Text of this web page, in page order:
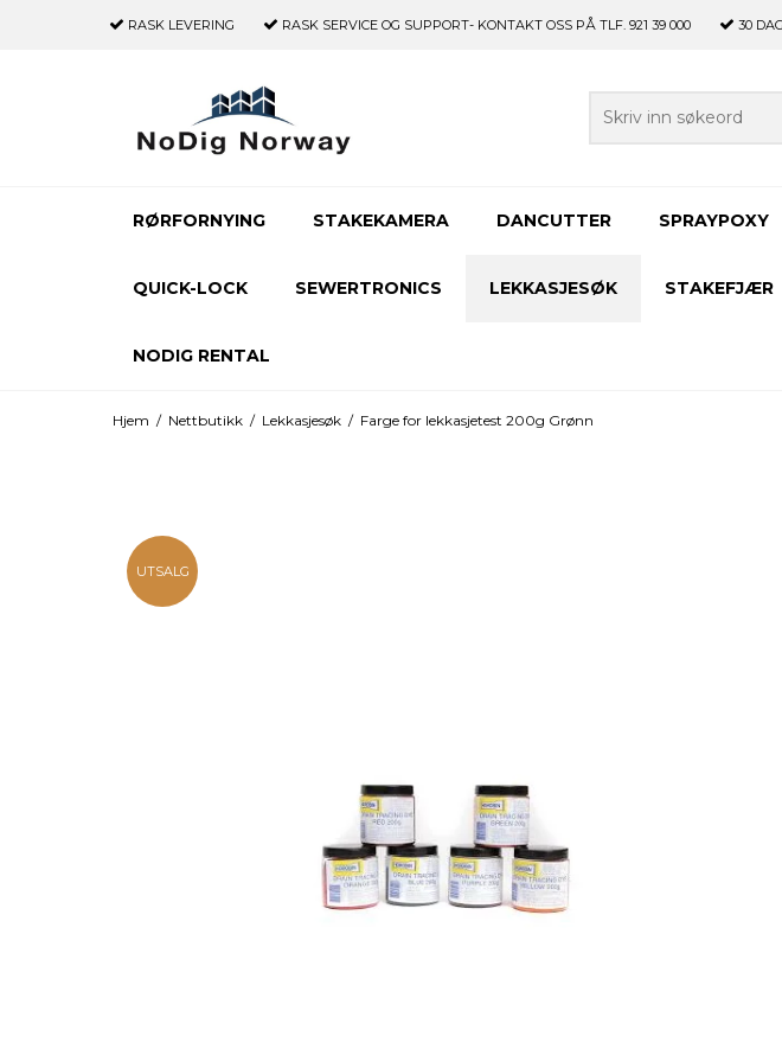
RASK LEVERING RASK SERVICE OG SUPPORT- KONTAKT OSS PÅ TLF. 921 39 000 30
RØRFORNYING STAKEKAMERA DANCUTTER SPRAYPOXY
QUICK-LOCK SEWERTRONICS LEKKASJESØK STAKEFJÆR
NODIG RENTAL
Hjem / Nettbutikk / Lekkasjesøk / Farge for lekkasjetest 200g Grønn
UTSALG